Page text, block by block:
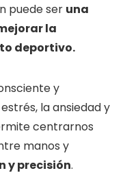
puede ser una
la
deportivo.
y
la ansiedad y
centrarnos
manos y
y precisión.